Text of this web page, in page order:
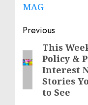
MAG
Post
navigation
Previous
Previous
post:
This
Policy &
Interest
Stories
to See